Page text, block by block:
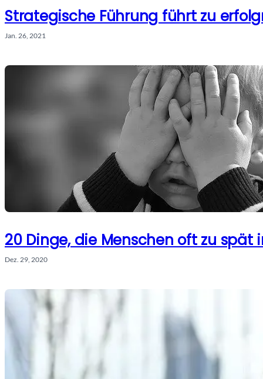
Strategische Führung führt zu
Jan. 26, 2021
20 Dinge, die Menschen oft zu spät
Dez. 29, 2020